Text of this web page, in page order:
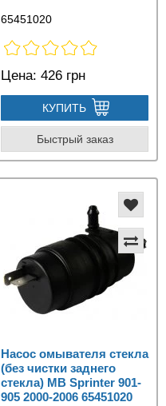
65451020
Цена: 426 грн
КУПИТЬ
Быстрый заказ
Насос омывателя стекла
(без чистки заднего
стекла) MB Sprinter 901-
905 2000-2006 65451020